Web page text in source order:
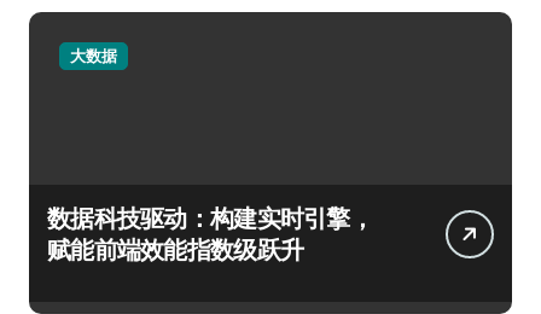
大数据
数据科技驱动：构建实时引擎，
赋能前端效能指数级跃升